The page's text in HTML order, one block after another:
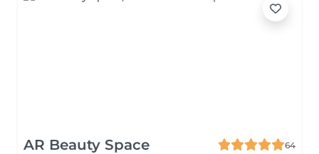
AR Beauty Space
64